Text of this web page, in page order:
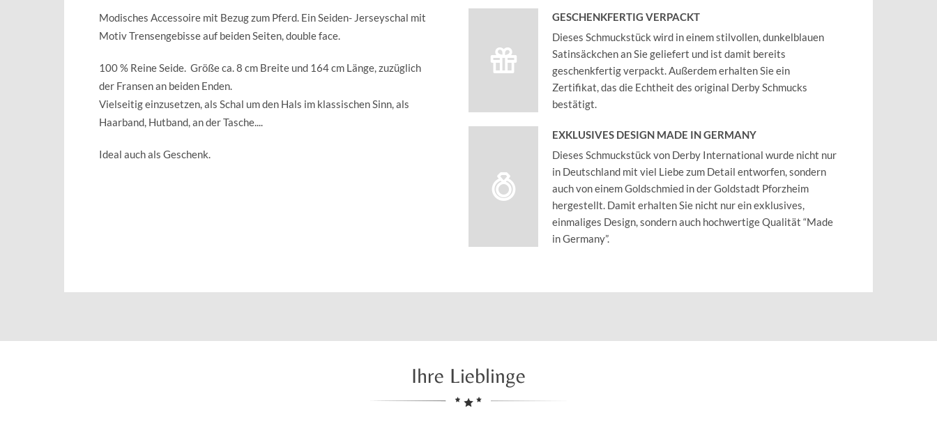
Modisches Accessoire mit Bezug zum Pferd. Ein Seiden- Jerseyschal mit
Motiv Trensengebisse auf beiden Seiten, double face.
100 % Reine Seide. Größe ca. 8 cm Breite und 164 cm Länge, zuzüglich
der Fransen an beiden Enden.
Vielseitig einzusetzen, als Schal um den Hals im klassischen Sinn, als
Haarband, Hutband, an der Tasche....
Ideal auch als Geschenk.
GESCHENKFERTIG VERPACKT
Dieses Schmuckstück wird in einem stilvollen, dunkelblauen
Satinsäckchen an Sie geliefert und ist damit bereits
geschenkfertig verpackt. Außerdem erhalten Sie ein
Zertifikat, das die Echtheit des original Derby Schmucks
bestätigt.
EXKLUSIVES DESIGN MADE IN GERMANY
Dieses Schmuckstück von Derby International wurde nicht nur
in Deutschland mit viel Liebe zum Detail entworfen, sondern
auch von einem Goldschmied in der Goldstadt Pforzheim
hergestellt. Damit erhalten Sie nicht nur ein exklusives,
einmaliges Design, sondern auch hochwertige Qualität “Made
in Germany”.
Ihre Lieblinge